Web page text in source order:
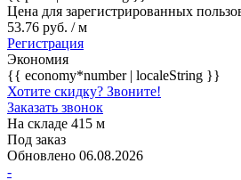
Цена для зарегистрированных
53.76 руб. / м
Регистрация
Экономия
{{ economy*number | localeString }}
Хотите скидку? Звоните!
Заказать звонок
На складе 415 м
Под заказ
Обновлено 06.08.2026
-